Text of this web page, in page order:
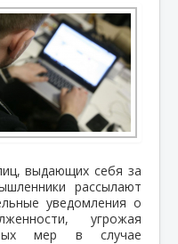
выдающих себя за
рассылают
уведомления о
угрожая
мер в случае